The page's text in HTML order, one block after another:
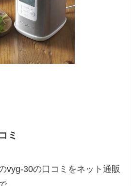
ミ
vyg-30の口コミをネット通販